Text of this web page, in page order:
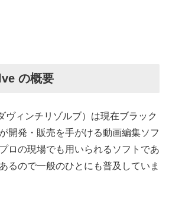
の概要
ヴィンチリゾルブ）は現在ブラック
開発・販売を手がける動画編集ソフ
ロの現場でも用いられるソフトであ
るので一般のひとにも普及していま